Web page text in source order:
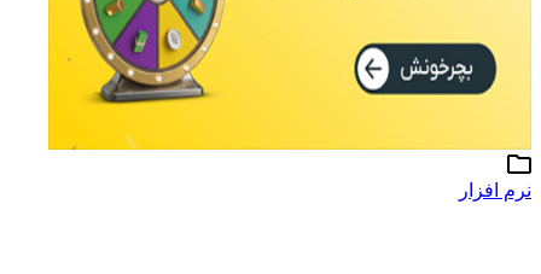
نرم افزار